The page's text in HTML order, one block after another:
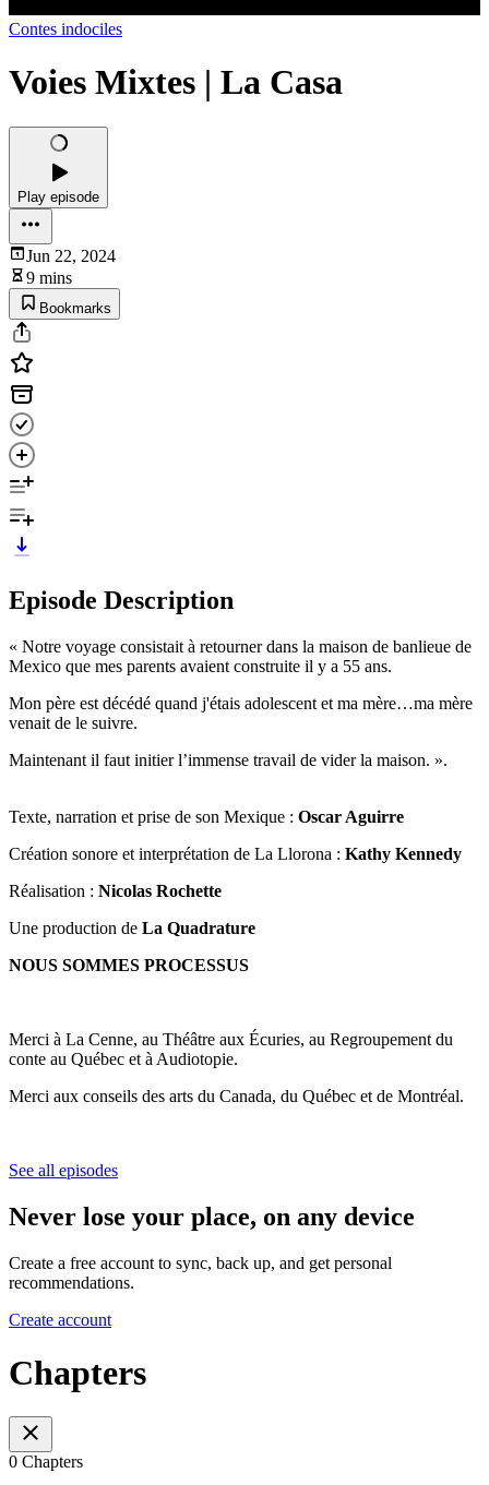
Contes indociles
Voies Mixtes | La Casa
Play episode
Jun 22, 2024
9 mins
Bookmarks
Episode Description
« Notre voyage consistait à retourner dans la maison de banlieue de
Mexico que mes parents avaient construite il y a 55 ans.
Mon père est décédé quand j'étais adolescent et ma mère…ma mère
venait de le suivre. ​​
Maintenant il faut initier l’immense travail de vider la maison. ».
Texte, narration et prise de son Mexique : Oscar Aguirre
Création sonore et interprétation de La Llorona : Kathy Kennedy
Réalisation : Nicolas Rochette
Une production de La Quadrature
NOUS SOMMES PROCESSUS
Merci à La Cenne, au Théâtre aux Écuries, au Regroupement du
conte au Québec et à Audiotopie.
Merci aux conseils des arts du Canada, du Québec et de Montréal.
See all episodes
Never lose your place, on any device
Create a free account to sync, back up, and get personal
recommendations.
Create account
Chapters
0 Chapters